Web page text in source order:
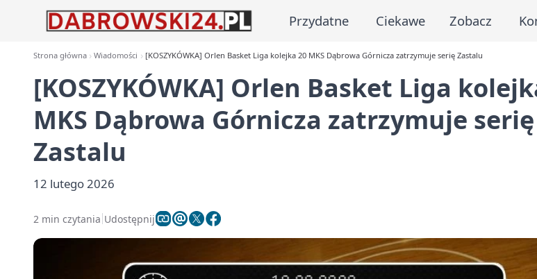
Przydatne Ciekawe Zobacz
Strona główna Wiadomości [KOSZYKÓWKA] Orlen Basket Liga kolejka 20 MKS Dąbrowa Górnicza zatrzymuje serię Zastalu
[KOSZYKÓWKA] Orlen Basket Liga
MKS Dąbrowa Górnicza zatrzymuje serię
Zastalu
12 lutego 2026
2 min czytania Udostępnij